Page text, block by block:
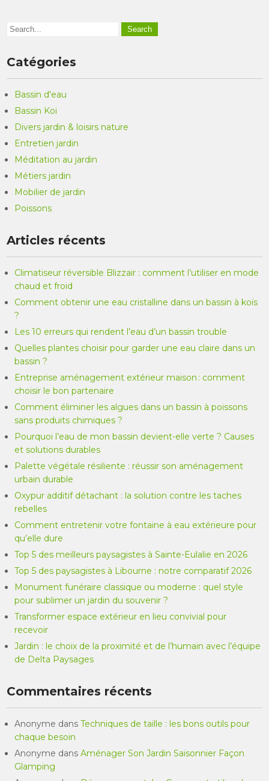
Catégories
Bassin d'eau
Bassin Koi
Divers jardin & loisirs nature
Entretien jardin
Méditation au jardin
Métiers jardin
Mobilier de jardin
Poissons
Articles récents
Climatiseur réversible Blizzair : comment l’utiliser en mode
chaud et froid
Comment obtenir une eau cristalline dans un bassin à koïs
?
Les 10 erreurs qui rendent l’eau d’un bassin trouble
Quelles plantes choisir pour garder une eau claire dans un
bassin ?
Entreprise aménagement extérieur maison : comment
choisir le bon partenaire
Comment éliminer les algues dans un bassin à poissons
sans produits chimiques ?
Pourquoi l’eau de mon bassin devient-elle verte ? Causes
et solutions durables
Palette végétale résiliente : réussir son aménagement
urbain durable
Oxypur additif détachant : la solution contre les taches
rebelles
Comment entretenir votre fontaine à eau extérieure pour
qu’elle dure
Top 5 des meilleurs paysagistes à Sainte-Eulalie en 2026
Top 5 des paysagistes à Libourne : notre comparatif 2026
Monument funéraire classique ou moderne : quel style
pour sublimer un jardin du souvenir ?
Transformer espace extérieur en lieu convivial pour
recevoir
Jardin : le choix de la proximité et de l’humain avec l’équipe
de Delta Paysages
Commentaires récents
Anonyme dansTechniques de taille : les bons outils pour
chaque besoin
Anonyme dansAménager Son Jardin Saisonnier Façon
Glamping